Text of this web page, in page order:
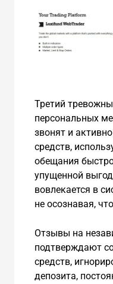
Третий
персональных
звонят и
средств,
обещания
упущенной
вовлекается в
не осознавая,
Отзывы на
подтверждают
средств,
депозита,